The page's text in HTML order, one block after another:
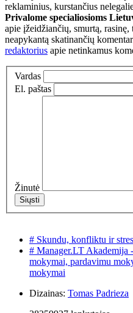
reklaminius, kurstančius
Privalome specialiosioms
apie įžeidžiančių, smurtą,
neapykantą skatinančių
redaktorius apie netinkamus
Vardas
El. paštas
Žinutė
# Skundu, konfliktu ir
# Manager.LT Akademija
mokymai, pardavimu
mokymai
Dizainas: Tomas Padrieza